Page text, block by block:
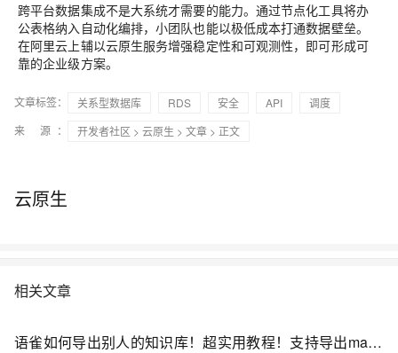
跨平台数据集成不是大系统才需要的能力。通过节点化工具将办
公表格纳入自动化编排，小团队也能以极低成本打通数据壁垒。
在阿里云上辅以云原生服务增强稳定性和可观测性，即可形成可
靠的企业级方案。
文章标签： 关系型数据库 RDS 安全 API
调度
来 源：
开发者社区 > 云原生 > 文章 > 正文
云原生
相关文章
语雀如何导出别人的知识库！超实用教程！支持导出markdown/html/word/pdf等超多格式！一键解析，批量下载！保留大纲的层级结构！一键克隆！原格式